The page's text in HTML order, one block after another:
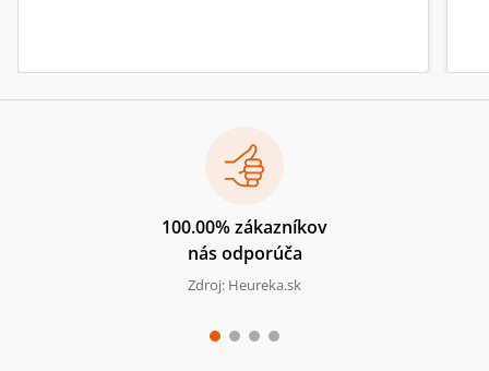
100.00% zákazníkov
nás odporúča
Zdroj: Heureka.sk